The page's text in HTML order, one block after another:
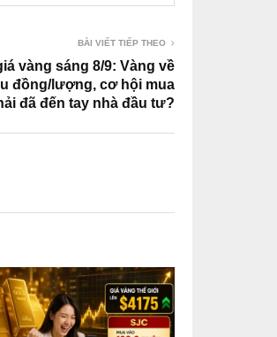
BÀI VIẾT TIẾP THEO
vàng sáng 8/9: Vàng về
đồng/lượng, cơ hội mua
đã đến tay nhà đầu tư?